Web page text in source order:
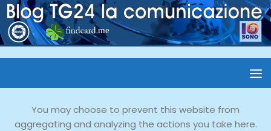
You may choose to prevent this website from
aggregating and analyzing the actions you take here.